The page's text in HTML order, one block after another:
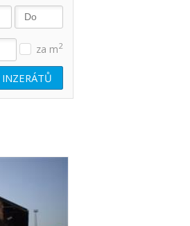
za m2
INZERÁTŮ